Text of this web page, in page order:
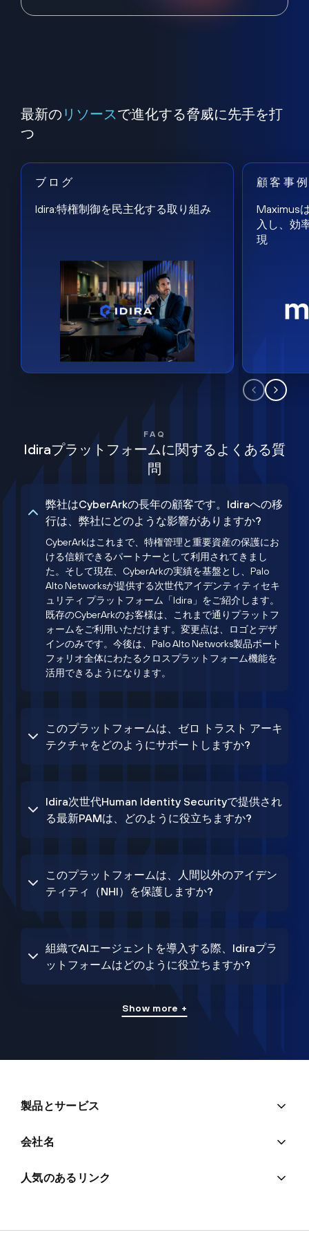
最新の リソースで進化する脅威に先手を打
つ
ブログ
Idira:特権制御を民主化する取り組み
顧客事
Maximus
入し、効
現
FAQ
Idiraプラットフォームに関するよくある質
問
弊社はCyberArkの長年の顧客です。Idiraへの移
行は、弊社にどのような影響がありますか?
CyberArkはこれまで、特権管理と重要資産の保護にお
ける信頼できるパートナーとして利用されてきまし
た。そして現在、CyberArkの実績を基盤とし、Palo
Alto Networksが提供する次世代アイデンティティセキ
ュリティ プラットフォーム「Idira」をご紹介します。
既存のCyberArkのお客様は、これまで通りプラットフ
ォームをご利用いただけます。変更点は、ロゴとデザ
インのみです。今後は、Palo Alto Networks製品ポート
フォリオ全体にわたるクロスプラットフォーム機能を
活用できるようになります。
このプラットフォームは、ゼロ トラスト アーキ
テクチャをどのようにサポートしますか?
Idira次世代Human Identity Securityで提供され
る最新PAMは、どのように役立ちますか?
このプラットフォームは、人間以外のアイデン
ティティ（NHI）を保護しますか?
組織でAIエージェントを導入する際、Idiraプラ
ットフォームはどのように役立ちますか?
Show more +
製品とサービス
会社名
人気のあるリンク